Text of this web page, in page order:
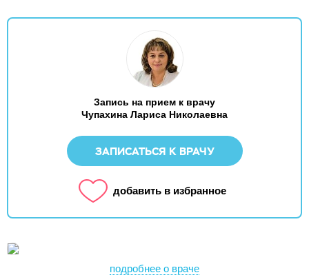
Запись на прием к врачу
Чупахина Лариса Николаевна
ЗАПИСАТЬСЯ К ВРАЧУ
добавить в избранное
подробнее о враче